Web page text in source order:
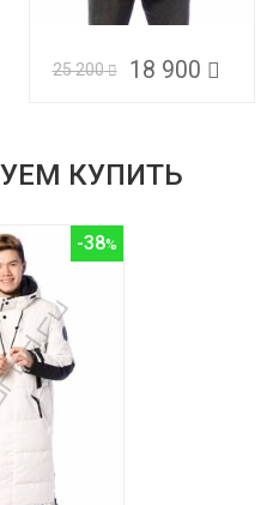
25 200 18 900
КУПИТЬ
-38